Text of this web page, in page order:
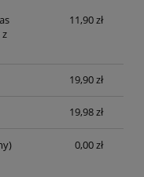
11,90 zł
19,90 zł
19,98 zł
0,00 zł